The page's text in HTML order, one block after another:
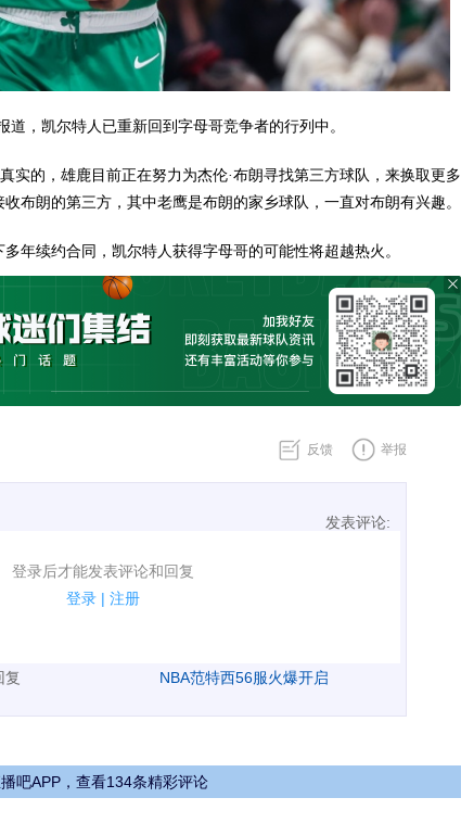
道，凯尔特人已重新回到字母哥竞争者的行列中。
实的，雄鹿目前正在努力为杰伦·布朗寻找第三方球队，来换取更多
布朗的第三方，其中老鹰是布朗的家乡球队，一直对布朗有兴趣。
年续约合同，凯尔特人获得字母哥的可能性将超越热火。
反馈 举报
发表评论:
登录后才能发表评论和回复
登录 | 注册
论了！
复 NBA范特西56服火爆开启
吧APP，查看134条精彩评论